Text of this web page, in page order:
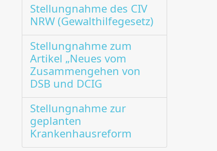
Stellungnahme des CIV
NRW (Gewalthilfegesetz)
Stellungnahme zum
Artikel „Neues vom
Zusammengehen von
DSB und DCIG
Stellungnahme zur
geplanten
Krankenhausreform